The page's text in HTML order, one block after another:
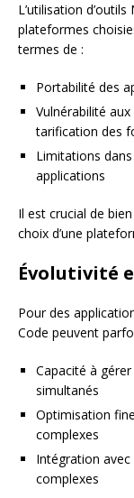
L’utilisation
plateformes
termes de :
Portabilité des
Vulnérabilité
tarification des
Limitations
applications
Il est crucial de
choix d’une
Évolutivité
Pour des
Code peuvent
Capacité à
simultanés
Optimisation
complexes
Intégration
complexes